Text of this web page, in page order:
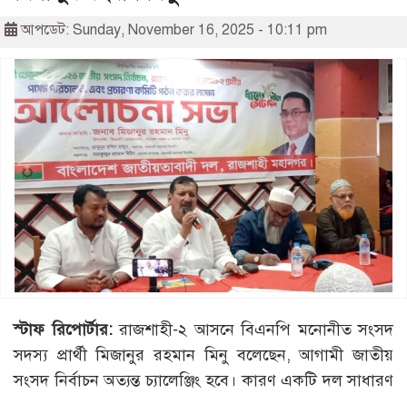
আপডেট: Sunday, November 16, 2025 - 10:11 pm
স্টাফ রিপোর্টার:রাজশাহী-২ আসনে বিএনপি মনোনীত সংসদ
সদস্য প্রার্থী মিজানুর রহমান মিনু বলেছেন, আগামী জাতীয়
সংসদ নির্বাচন অত্যন্ত চ্যালেঞ্জিং হবে। কারণ একটি দল সাধারণ